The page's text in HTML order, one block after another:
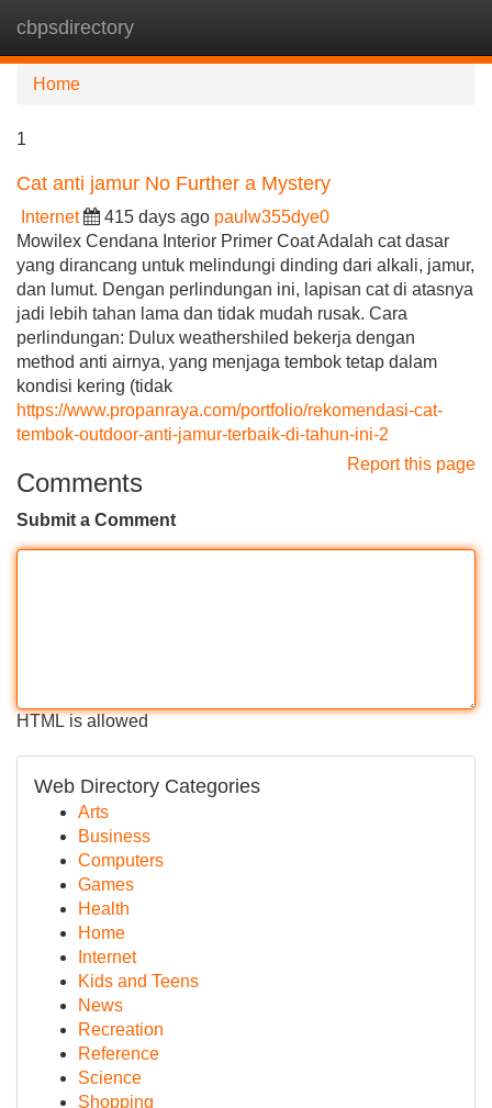
cbpsdirectory
Home
1
Cat anti jamur No Further a Mystery
Internet 415 days ago paulw355dye0
Mowilex Cendana Interior Primer Coat Adalah cat dasar
yang dirancang untuk melindungi dinding dari alkali, jamur,
dan lumut. Dengan perlindungan ini, lapisan cat di atasnya
jadi lebih tahan lama dan tidak mudah rusak. Cara
perlindungan: Dulux weathershiled bekerja dengan
method anti airnya, yang menjaga tembok tetap dalam
kondisi kering (tidak
https://www.propanraya.com/portfolio/rekomendasi-cat-
tembok-outdoor-anti-jamur-terbaik-di-tahun-ini-2
Report this page
Comments
Submit a Comment
HTML is allowed
Web Directory Categories
Arts
Business
Computers
Games
Health
Home
Internet
Kids and Teens
News
Recreation
Reference
Science
Shopping